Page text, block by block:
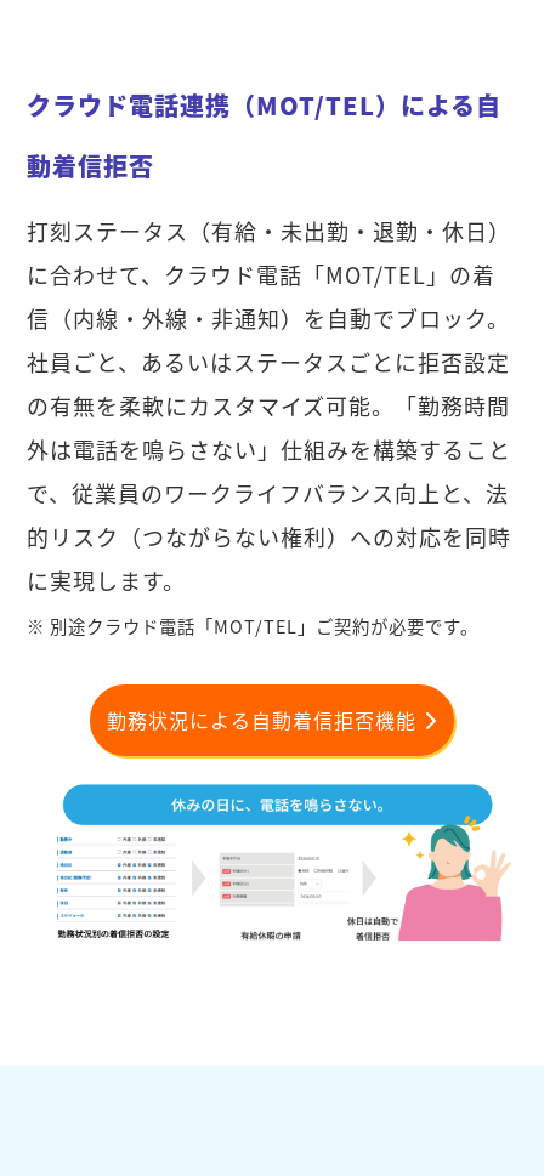
クラウド電話連携（MOT/TEL）による自
動着信拒否
打刻ステータス（有給・未出勤・退勤・休日）
に合わせて、クラウド電話「MOT/TEL」の着
信（内線・外線・非通知）を自動でブロック。
社員ごと、あるいはステータスごとに拒否設定
の有無を柔軟にカスタマイズ可能。「勤務時間
外は電話を鳴らさない」仕組みを構築すること
で、従業員のワークライフバランス向上と、法
的リスク（つながらない権利）への対応を同時
に実現します。
※ 別途クラウド電話「MOT/TEL」ご契約が必要です。
勤務状況による自動着信拒否機能